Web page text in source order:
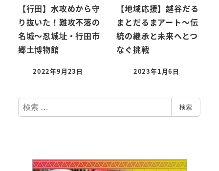
【行田】水攻めから守
り抜いた！難攻不落の
名城～忍城址・行田市
郷土博物館
2022年9月23日
【地域応援】越谷だる
まとだるまアート～伝
統の継承と未来へとつ
なぐ挑戦
2023年1月6日
検
索
検索